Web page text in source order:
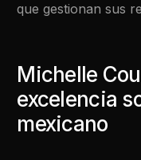
que gestionan sus
Michelle
excelencia
mexicano